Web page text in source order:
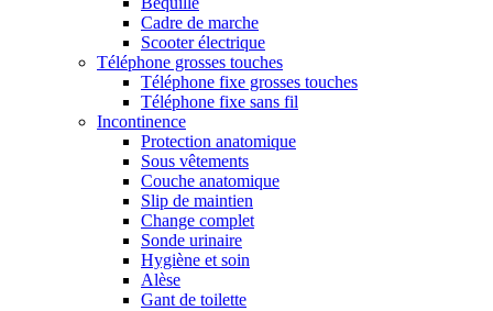
Cadre de marche
Scooter électrique
Téléphone grosses touches
Téléphone fixe grosses touches
Téléphone fixe sans fil
Incontinence
Protection anatomique
Sous vêtements
Couche anatomique
Slip de maintien
Change complet
Sonde urinaire
Hygiène et soin
Alèse
Gant de toilette